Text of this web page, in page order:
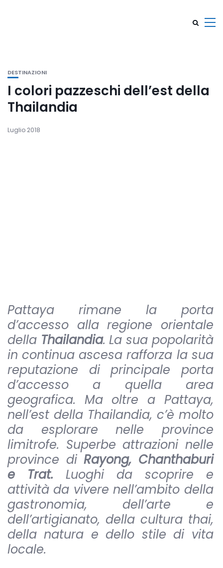
DESTINAZIONI
I colori pazzeschi dell’est della
Thailandia
Luglio 2018
Pattaya rimane la porta
d’accesso alla regione orientale
della Thailandia. La sua popolarità
in continua ascesa rafforza la sua
reputazione di principale porta
d’accesso a quella area
geografica. Ma oltre a Pattaya,
nell’est della Thailandia, c’è molto
da esplorare nelle province
limitrofe. Superbe attrazioni nelle
province diRayong, Chanthaburi
e Trat. Luoghi da scoprire e
attività da vivere nell’ambito della
gastronomia, dell’arte e
dell’artigianato, della cultura thai,
della natura e dello stile di vita
locale.